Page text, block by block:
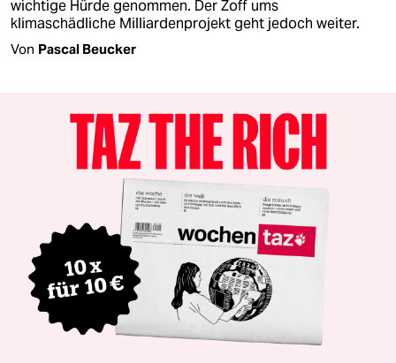
wichtige Hürde genommen. Der Zoff ums
klimaschädliche Milliardenprojekt geht jedoch weiter.
Von Pascal Beucker